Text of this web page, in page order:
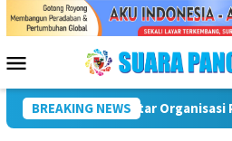
Menu
Mobile
BREAKING NEWS
Puncak Peringatan